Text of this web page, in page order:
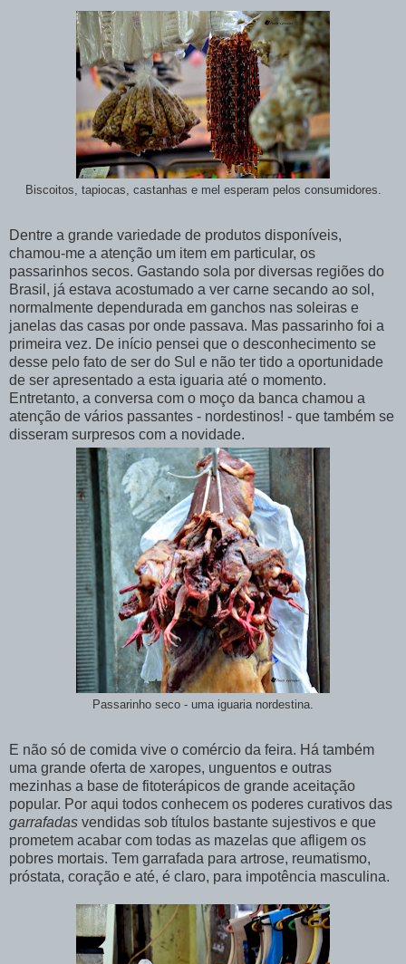
Biscoitos, tapiocas, castanhas e mel esperam pelos consumidores.
Dentre a grande variedade de produtos disponíveis,
chamou-me a atenção um item em particular, os
passarinhos secos. Gastando sola por diversas regiões do
Brasil, já estava acostumado a ver carne secando ao sol,
normalmente dependurada em ganchos nas soleiras e
janelas das casas por onde passava. Mas passarinho foi a
primeira vez. De início pensei que o desconhecimento se
desse pelo fato de ser do Sul e não ter tido a oportunidade
de ser apresentado a esta iguaria até o momento.
Entretanto, a conversa com o moço da banca chamou a
atenção de vários passantes - nordestinos! - que também se
disseram surpresos com a novidade.
Passarinho seco - uma iguaria nordestina.
E não só de comida vive o comércio da feira. Há também
uma grande oferta de xaropes, unguentos e outras
mezinhas a base de fitoterápicos de grande aceitação
popular. Por aqui todos conhecem os poderes curativos das
garrafadas vendidas sob títulos bastante sujestivos e que
prometem acabar com todas as mazelas que afligem os
pobres mortais. Tem garrafada para artrose, reumatismo,
próstata, coração e até, é claro, para impotência masculina.